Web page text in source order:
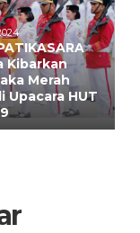
Kibarkan
Merah
Upacara HUT